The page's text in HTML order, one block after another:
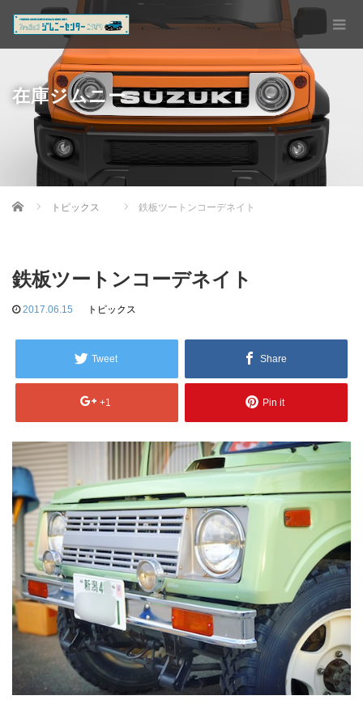
在庫ジムニー
Home トピックス 鉄板ツートンコーデネイト
鉄板ツートンコーデネイト
2017.06.15 トピックス
Tweet Share
+1 Pin it